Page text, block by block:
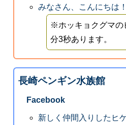
みなさん、こんにちは！
※ホッキョクグマの
分3秒あります。
長崎ペンギン水族館
Facebook
新しく仲間入りしたヒ